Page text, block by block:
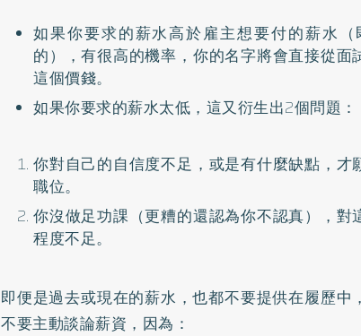
如果你要求的薪水高於雇主想要付的薪水
的），有很高的機率，你的名字將會直接從
這個價錢。
如果你要求的薪水太低，這又衍生出2個問題：
你對自己的自信度不足，或是有什麼缺點，
職位。
你沒做足功課（更糟的還認為你不認真），
程度不足。
即便是過去或現在的薪水，也都不要提供在履歷
不要主動談論薪資，因為：